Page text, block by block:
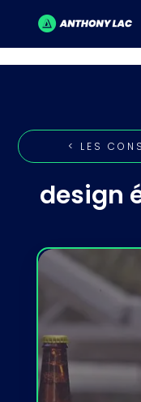
< LES
design